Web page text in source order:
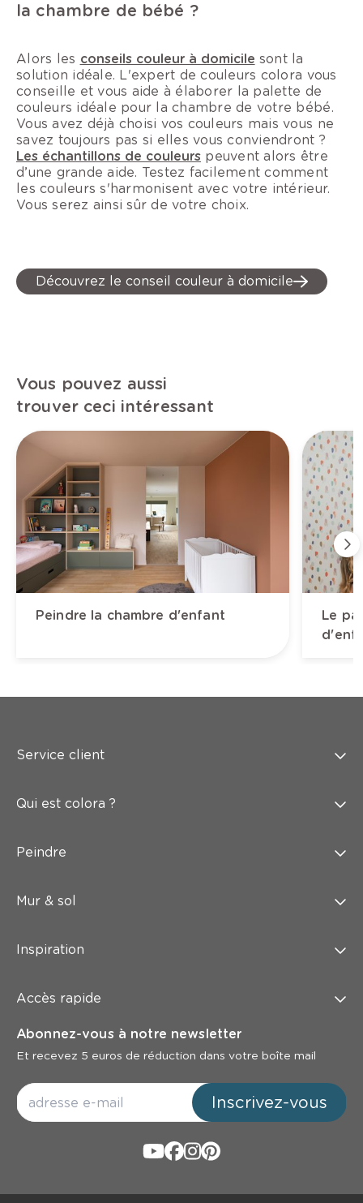
la chambre de bébé ?
Alors les conseils couleur à domicile sont la
solution idéale. L'expert de couleurs colora vous
conseille et vous aide à élaborer la palette de
couleurs idéale pour la chambre de votre bébé.
Vous avez déjà choisi vos couleurs mais vous ne
savez toujours pas si elles vous conviendront ?
Les échantillons de couleurs peuvent alors être
d’une grande aide. Testez facilement comment
les couleurs s'harmonisent avec votre intérieur.
Vous serez ainsi sûr de votre choix.
Découvrez le conseil couleur à domicile
Vous pouvez aussi
trouver ceci intéressant
Peindre la chambre d'enfant
Le
Service client
Qui est colora ?
Peindre
Mur & sol
Inspiration
Accès rapide
Abonnez-vous à notre newsletter
Et recevez 5 euros de réduction dans votre boîte mail
Inscrivez-vous